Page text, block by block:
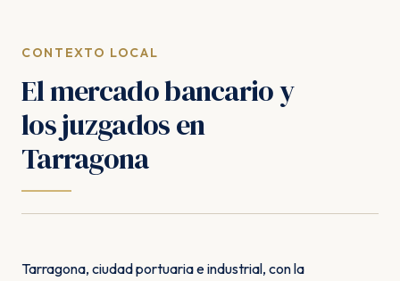
CONTEXTO LOCAL
El mercado bancario y
los juzgados en
Tarragona
Tarragona, ciudad portuaria e industrial, con la